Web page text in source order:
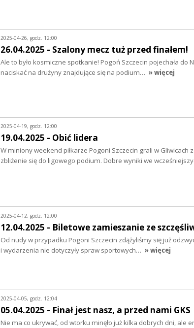
2025-04-26, godz. 12:00
26.04.2025 - Szalony mecz tuż przed finałem!
Ale to było kosmiczne spotkanie! Pogoń Szczecin pojechała do
naciskać na drużyny znajdujące się na podium… » więcej
2025-04-19, godz. 12:00
19.04.2025 - Obić lidera
W miniony weekend piłkarze Pogoni Szczecin grali w
zbliżenie się do ligowego podium. Dobre wyniki we
2025-04-12, godz. 12:00
12.04.2025 - Biletowe zamieszanie ze
Od nudy w przypadku Pogoni Szczecin zdążyliśmy się już
i wydarzenia nie dotyczyły spraw sportowych… » więcej
2025-04-05, godz. 12:04
05.04.2025 - Finał jest nasz, a przed nami GKS
Nie ma co ukrywać, od wtorku minęło już kilka dobrych dni, ale